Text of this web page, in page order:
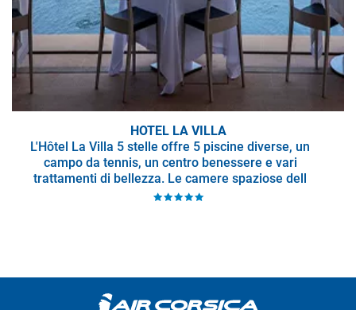
HOTEL LA VILLA
L'Hôtel La Villa 5 stelle offre 5 piscine diverse, un
campo da tennis, un centro benessere e vari
trattamenti di bellezza. Le camere spaziose dell